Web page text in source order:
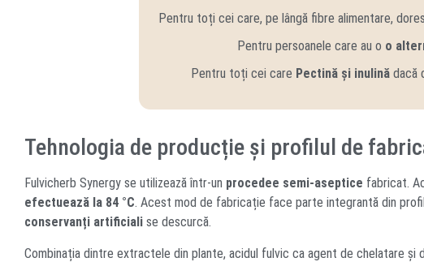
Pentru toți cei care, pe lângă fibre alimentare,
Pentru persoanele care au o o
Pentru toți cei care Pectină și inulinădacă
Tehnologia de producție și profilul de
Fulvicherb Synergy se utilizează într-un procedee semi-aseptice fabricat.
efectuează la 84 °C. Acest mod de fabricație face parte integrantă din
conservanți artificiali se descurcă.
Combinația dintre extractele din plante, acidul fulvic ca agent de chelatare